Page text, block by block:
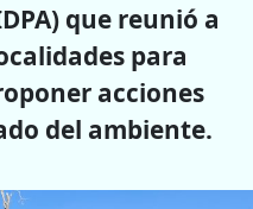
que reunió a
para
acciones
del ambiente.